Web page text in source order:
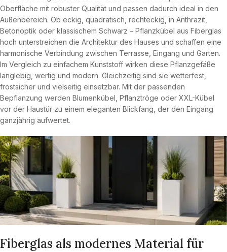
Oberfläche mit robuster Qualität und passen dadurch ideal in den
Außenbereich. Ob eckig, quadratisch, rechteckig, in Anthrazit,
Betonoptik oder klassischem Schwarz – Pflanzkübel aus Fiberglas
hoch unterstreichen die Architektur des Hauses und schaffen eine
harmonische Verbindung zwischen Terrasse, Eingang und Garten.
Im Vergleich zu einfachem Kunststoff wirken diese Pflanzgefäße
langlebig, wertig und modern. Gleichzeitig sind sie wetterfest,
frostsicher und vielseitig einsetzbar. Mit der passenden
Bepflanzung werden Blumenkübel, Pflanztröge oder XXL-Kübel
vor der Haustür zu einem eleganten Blickfang, der den Eingang
ganzjährig aufwertet.
Fiberglas als modernes Material für